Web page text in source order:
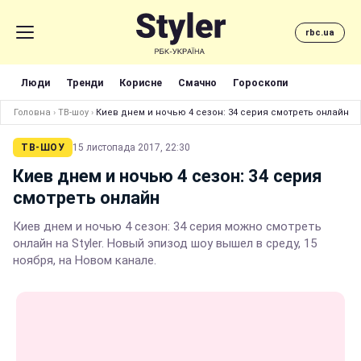
rbc.ua
Люди Тренди Корисне Смачно Гороскопи
Головна › ТВ-шоу › Киев днем и ночью 4 сезон: 34 серия смотреть онлайн
ТВ-ШОУ 15 листопада 2017, 22:30
Киев днем и ночью 4 сезон: 34 серия
смотреть онлайн
Киев днем и ночью 4 сезон: 34 серия можно смотреть
онлайн на Styler. Новый эпизод шоу вышел в среду, 15
ноября, на Новом канале.